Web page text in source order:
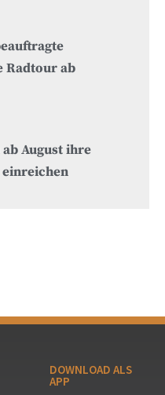
Radtour ab
August ihre
DOWNLOAD ALS
APP